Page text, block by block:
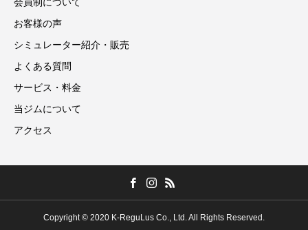
会員制について
お客様の声
シミュレーター紹介・販売
よくある質問
サービス・料金
当ジムについて
アクセス
Copyright © 2020 K-ReguLus Co., Ltd. All Rights Reserved.